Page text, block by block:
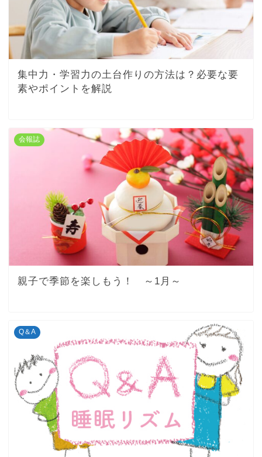
集中力・学習力の土台作りの方法は？必要な要
素やポイントを解説
会報誌
親子で季節を楽しもう！ ～1月～
Q＆A